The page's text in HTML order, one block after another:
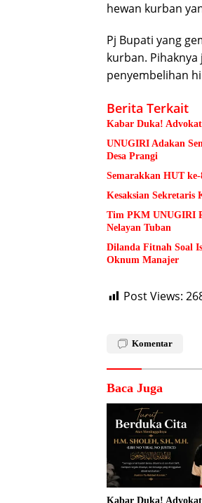
hewan kurban
Pj Bupati yang
kurban.
penyembelihan
Berita Terkait
Kabar Duka!
UNUGIRI Adakan
Desa Prangi
Semarakkan HUT
Kesaksian Sekretaris
Tim PKM UNUGIRI
Nelayan Tuban
Dilanda Fitnah Soal
Oknum Manajer
Post Views:
Komentar
Baca Juga
Kabar Duka!